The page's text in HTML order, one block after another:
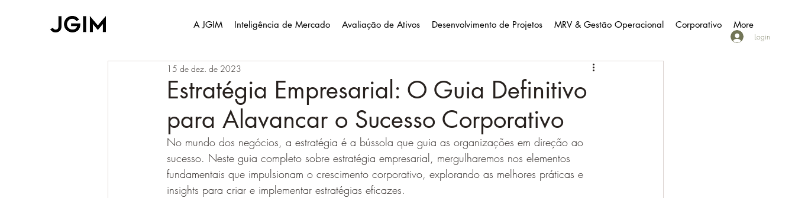
A JGIM Inteligência de Mercado Avaliação de Ativos Desenvolvimento de Projetos MRV & Gestão Operacional Corporativo More
Estratégia Empresarial: O Guia Definitivo
para Alavancar o Sucesso Corporativo
15 de dez. de 2023
No mundo dos negócios, a estratégia é a bússola que guia as organizações em direção ao
sucesso. Neste guia completo sobre estratégia empresarial, mergulharemos nos elementos
fundamentais que impulsionam o crescimento corporativo, explorando as melhores práticas e
insights para criar e implementar estratégias eficazes.
Login